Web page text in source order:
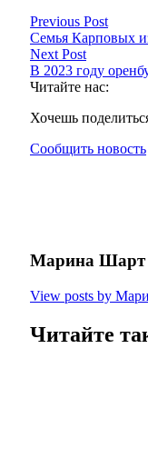
Previous Post
Семья Карповых
Next Post
В 2023 году
Читайте нас:
Хочешь
Сообщить новость
Марина Шарт
View posts by
Читайте